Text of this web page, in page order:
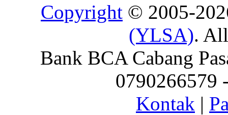
Copyright © 2005-
(YLSA).
Bank BCA Cabang
0790266579
Kontak |